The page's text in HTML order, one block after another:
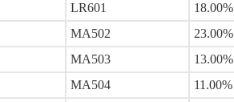
LR601 18.00%
MA502 23.00%
MA503 13.00%
MA504 11.00%